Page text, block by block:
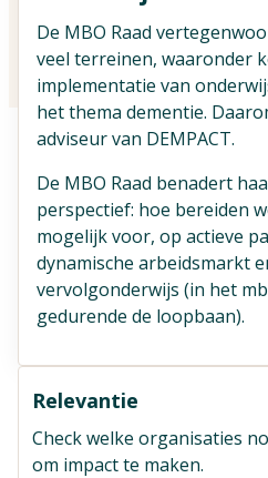
De MBO Raad
veel terreinen, waaronder
implementatie van
het thema dementie.
adviseur van DEMPACT.
De MBO Raad benadert
perspectief: hoe bereiden
mogelijk voor, op actieve
dynamische arbeidsmarkt
vervolgonderwijs (in het
gedurende de loopbaan).
Relevantie
Check welke organisaties
om impact te maken.